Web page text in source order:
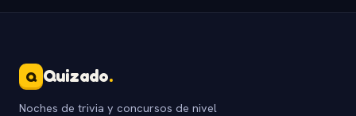
Q Quizado.
Noches de trivia y concursos de nivel